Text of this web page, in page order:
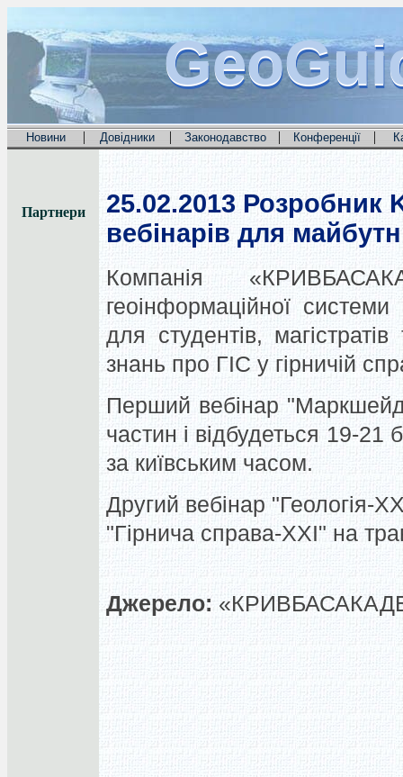
Новини | Довідники | Законодавство | Конференції |
Партнери 25.02.2013 Розробник
вебінарів для
Компанія
геоінформаційної
для студентів,
знань про ГІС у гірничій
Перший вебінар
частин і відбудеться 19-
за київським часом.
Другий вебінар "Геологія-
"Гірнича справа-ХХІ" на
Джерело: